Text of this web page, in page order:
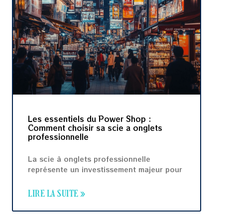
Les essentiels du Power Shop :
Comment choisir sa scie a onglets
professionnelle
La scie à onglets professionnelle
représente un investissement majeur pour
LIRE LA SUITE »